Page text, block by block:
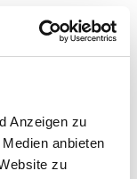
Anzeigen zu
anbieten
zu